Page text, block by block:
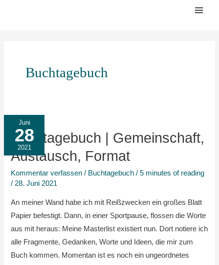
Buchtagebuch
Juni
28
2021
Buchtagebuch | Gemeinschaft,
Austausch, Format
Kommentar verfassen / Buchtagebuch /5 minutes of reading
/ 28. Juni 2021
An meiner Wand habe ich mit Reißzwecken ein großes Blatt
Papier befestigt. Dann, in einer Sportpause, flossen die Worte
aus mit heraus: Meine Masterlist existiert nun. Dort notiere ich
alle Fragmente, Gedanken, Worte und Ideen, die mir zum
Buch kommen. Momentan ist es noch ein ungeordnetes
Buchtagebuch
Gemeinschaft,
Austausch,
Format